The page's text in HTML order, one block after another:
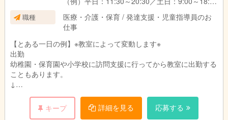
※働き方や対象のお子さま、教室によって異なり
ます。
職種
医療・介護・保育 / 発達支援・児童指導員のお
仕事
【とある一日の例】※教室によって変動します※
出勤
幼稚園・保育園や小学校に訪問支援に行ってから教室に出勤する
こともあります。
↓
指導準備
個別支援計画に沿って指導の準備をします。
プリントやカードの他、おもちゃやタブレットを使うことも。
キープ 詳細を見る 応募する